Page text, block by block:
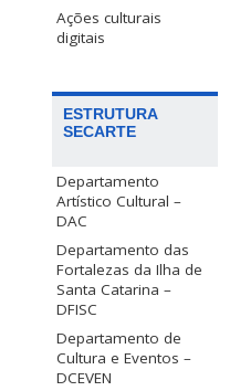
Ações culturais
digitais
ESTRUTURA
SECARTE
Departamento
Artístico Cultural –
DAC
Departamento das
Fortalezas da Ilha de
Santa Catarina –
DFISC
Departamento de
Cultura e Eventos –
DCEVEN